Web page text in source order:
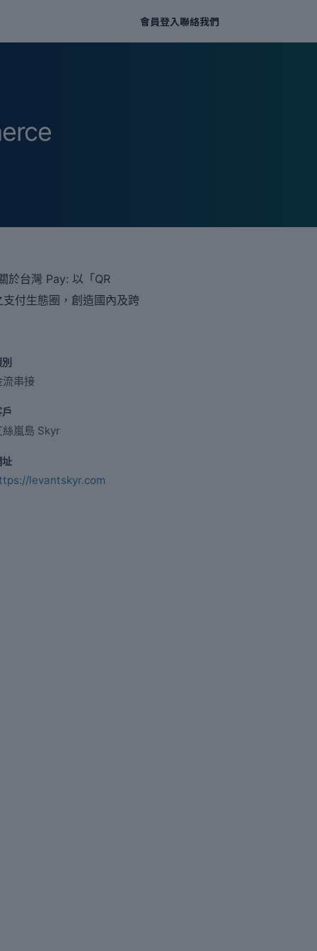
會員登入聯絡我們
於台灣 Pay: 以「QR
付生態圈，創造國內及跨
流串接
絲嵐島 Skyr
址
levantskyr.com